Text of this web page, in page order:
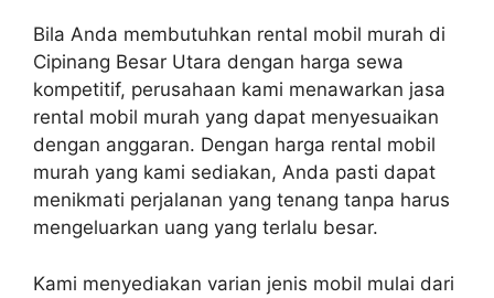
Bila Anda membutuhkan rental mobil murah di
Cipinang Besar Utara dengan harga sewa
kompetitif, perusahaan kami menawarkan jasa
rental mobil murah yang dapat menyesuaikan
dengan anggaran. Dengan harga rental mobil
murah yang kami sediakan, Anda pasti dapat
menikmati perjalanan yang tenang tanpa harus
mengeluarkan uang yang terlalu besar.
Kami menyediakan varian jenis mobil mulai dari